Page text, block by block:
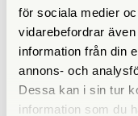
för sociala medier
vidarebefordrar
information från din
annons- och
Dessa kan i sin tur
information som du
ANDRA